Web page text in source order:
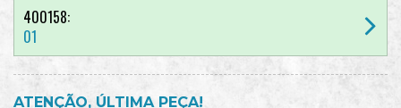
400158:
01
ATENÇÃO, ÚLTIMA PEÇA!